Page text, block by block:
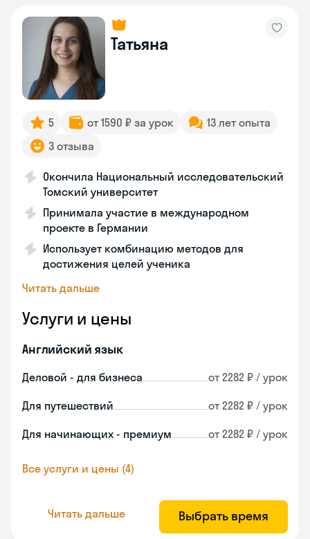
Татьяна
5 от 1590 ₽ за урок
13 лет опыта
3 отзыва
Окончила Национальный исследовательский
Томский университет
Принимала участие в международном
проекте в Германии
Использует комбинацию методов для
достижения целей ученика
Читать дальше
Услуги и цены
Английский язык
Деловой - для бизнеса от 2282 ₽ / урок
Для путешествий от 2282 ₽ / урок
Для начинающих - премиум от 2282 ₽ / урок
Все услуги и цены (4)
Читать дальше Выбрать время